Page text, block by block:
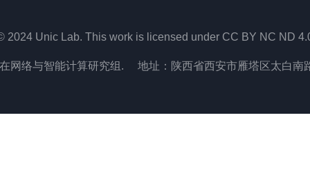
2024 Unic Lab. This work is licensed under CC BY NC ND
网络与智能计算研究组. 地址：陕西省西安市雁塔区太白南